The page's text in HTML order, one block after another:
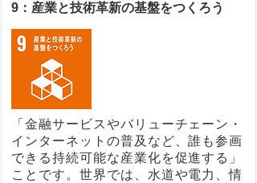
9：産業と技術革新の基盤をつくろう
「金融サービスやバリューチェーン・
インターネットの普及など、誰も参画
できる持続可能な産業化を促進する」
ことです。世界では、水道や電力、情